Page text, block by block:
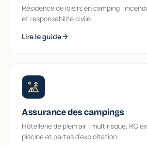
Résidence de loisirs en camping :
et responsabilité civile.
Lire le guide
Assurance des campings
Hôtellerie de plein air : multirisque, RC
piscine et pertes d'exploitation.